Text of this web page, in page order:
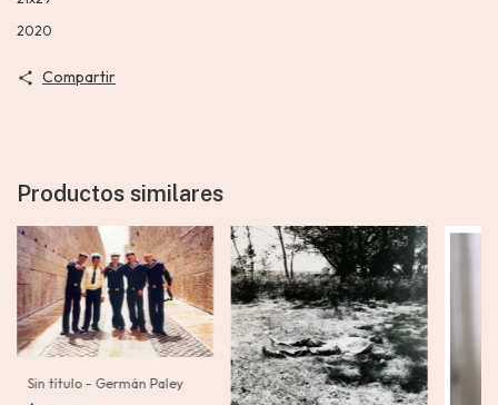
2020
Compartir
Productos similares
Sin título - Germán Paley